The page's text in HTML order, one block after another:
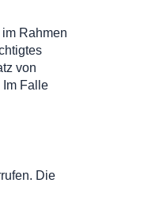
Rahmen
von
Im Falle
Die